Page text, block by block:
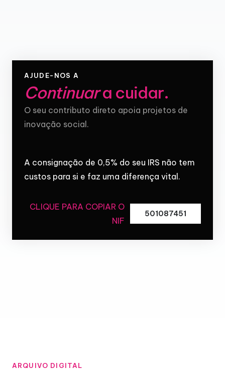
AJUDE-NOS A
Continuara cuidar.
O seu contributo direto apoia projetos de
inovação social.
A consignação de 0,5% do seu IRS não tem
custos para si e faz uma diferença vital.
CLIQUE PARA COPIAR O
NIF
501087451
ARQUIVO DIGITAL